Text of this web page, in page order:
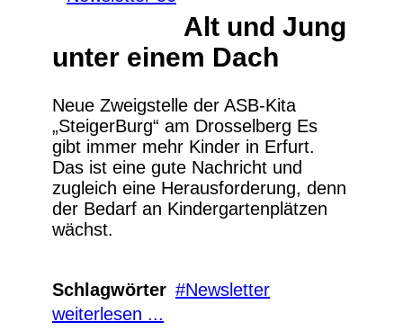
Alt und Jung
unter einem Dach
Neue Zweigstelle der ASB-Kita
„SteigerBurg“ am Drosselberg Es
gibt immer mehr Kinder in Erfurt.
Das ist eine gute Nachricht und
zugleich eine Herausforderung, denn
der Bedarf an Kindergartenplätzen
wächst.
Schlagwörter
Newsletter
weiterlesen ...